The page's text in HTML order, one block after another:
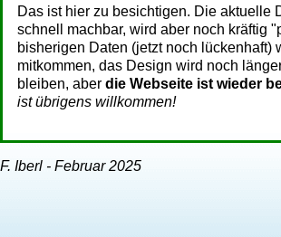
Das ist hier zu besichtigen. Die aktuelle
schnell machbar, wird aber noch kräftig
bisherigen Daten (jetzt noch lückenhaft)
mitkommen, das Design wird noch
bleiben, aber die Webseite ist wieder
ist übrigens willkommen!
F. Iberl - Februar 2025